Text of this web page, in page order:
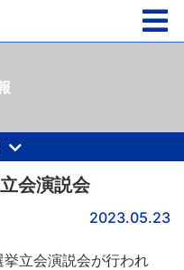
会演説会
2023.05.23
立会演説会が行われ